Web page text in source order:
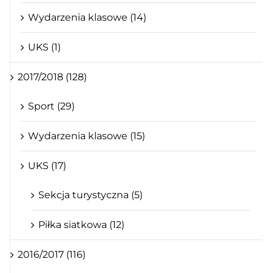
Wydarzenia klasowe (14)
UKS (1)
2017/2018 (128)
Sport (29)
Wydarzenia klasowe (15)
UKS (17)
Sekcja turystyczna (5)
Piłka siatkowa (12)
2016/2017 (116)